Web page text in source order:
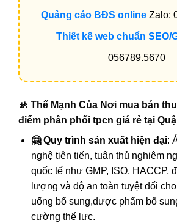
Quảng cáo BĐS onlineZalo:
Thiết kế web chuẩn SEO/
056789.5670
🚸 Thế Mạnh Của Nơi mua bán
điểm phân phối tpcn giá rẻ tại
🤗 Quy trình sản xuất hiện đại:
nghệ tiên tiến, tuân thủ nghiêm
quốc tế như GMP, ISO, HACCP,
lượng và độ an toàn tuyệt đối
uống bổ sung,dược phẩm bổ
cường thể lực.